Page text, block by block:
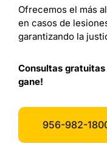
Ofrecemos el más
en casos de
garantizando la
Consultas gratuitas
gane!
956-982-